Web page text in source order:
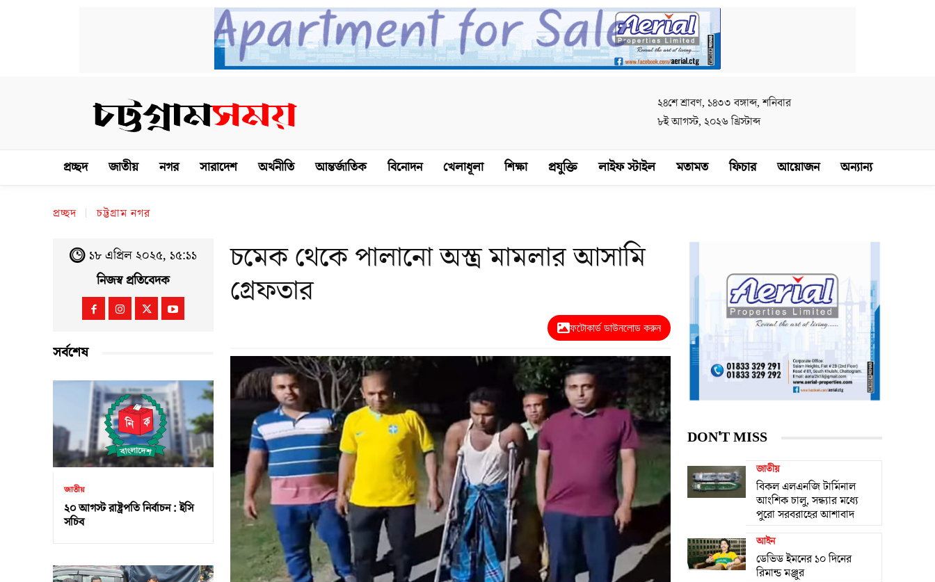
২৪শে শ্রাবণ, ১৪৩৩ বঙ্গাব্দ, শনিবার
৮ই আগস্ট, ২০২৬ খ্রিস্টাব্দ
প্রচ্ছদ জাতীয় নগর সারাদেশ অর্থনীতি আন্তর্জাতিক বিনোদন খেলাধূলা শিক্ষা প্রযুক্তি লাইফ স্টাইল মতামত ফিচার আয়োজন অন্যান্য
প্রচ্ছদ চট্টগ্রাম নগর
১৮ এপ্রিল ২০২৫, ১৫:১১
নিজস্ব প্রতিবেদক
সর্বশেষ
জাতীয়
২০ আগস্ট রাষ্ট্রপতি নির্বাচন : ইসি
সচিব
চমেক থেকে পালানো অস্ত্র মামলার আসামি
গ্রেফতার
ফটোকার্ড ডাউনলোড করুন
DON'T MISS
জাতীয়
বিকল এলএনজি টার্মিনাল
আংশিক চালু, সন্ধ্যার মধ্যে
পুরো সরবরাহের আশাবাদ
আইন
ডেভিড ইমনের ১০ দিনের
রিমান্ড মঞ্জুর